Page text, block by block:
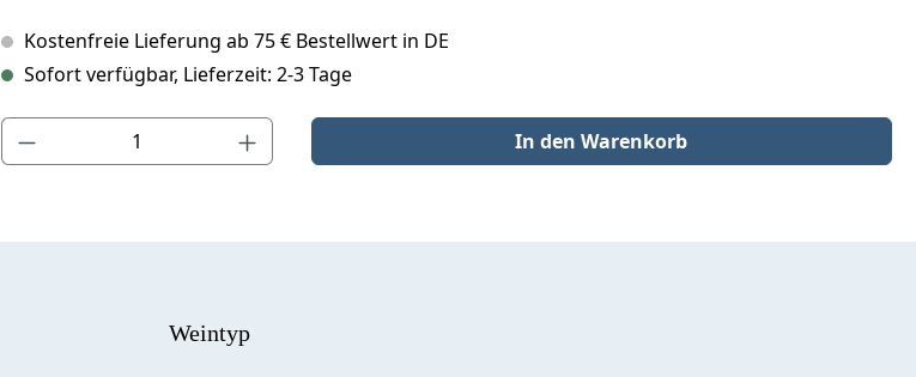
Kostenfreie Lieferung ab 75 € Bestellwert in DE
Sofort verfügbar, Lieferzeit: 2-3 Tage
Produkt Anzahl: Gib den gewünschten Wert ein oder benutze die Schaltflächen um die Anzahl zu erhöhen oder zu
In den Warenkorb
Weintyp